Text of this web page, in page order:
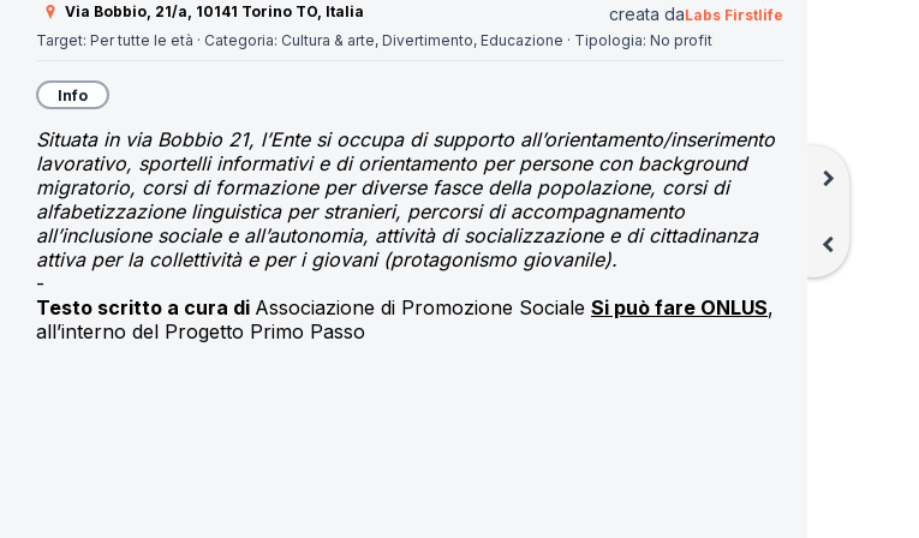
Via Bobbio, 21/a, 10141 Torino TO, Italia creata daLabs Firstlife
Target: Per tutte le età · Categoria: Cultura & arte, Divertimento, Educazione · Tipologia: No profit
Info
Situata in via Bobbio 21, l’Ente si occupa di supporto all’orientamento/inserimento
lavorativo, sportelli informativi e di orientamento per persone con background
migratorio, corsi di formazione per diverse fasce della popolazione, corsi di
alfabetizzazione linguistica per stranieri, percorsi di accompagnamento
all’inclusione sociale e all’autonomia, attività di socializzazione e di cittadinanza
attiva per la collettività e per i giovani (protagonismo giovanile).
-
Testo scritto a cura di Associazione di Promozione Sociale Si può fare ONLUS,
all’interno del Progetto Primo Passo
chevron_right
chevron_left